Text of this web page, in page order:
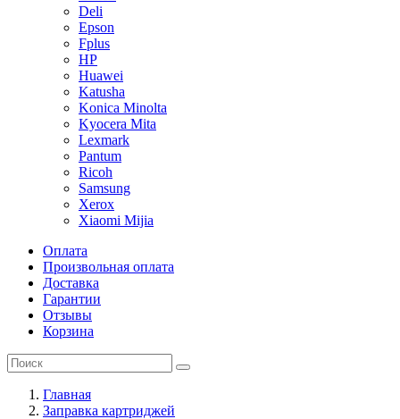
Deli
Epson
Fplus
HP
Huawei
Katusha
Konica Minolta
Kyocera Mita
Lexmark
Pantum
Ricoh
Samsung
Xerox
Xiaomi Mijia
Оплата
Произвольная оплата
Доставка
Гарантии
Отзывы
Корзина
Главная
Заправка картриджей